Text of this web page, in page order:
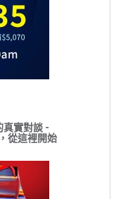
實對談 -
從這裡開始